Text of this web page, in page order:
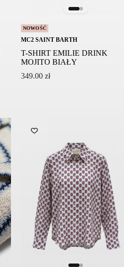
NOWOŚĆ
MC2 SAINT BARTH
T-SHIRT EMILIE DRINK
MOJITO BIAŁY
349.00 zł